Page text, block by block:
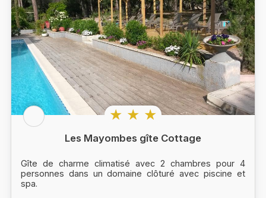
★ ★ ★
Les Mayombes gîte Cottage
Gîte de charme climatisé avec 2 chambres pour 4
personnes dans un domaine clôturé avec piscine et
spa.